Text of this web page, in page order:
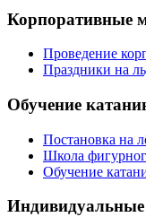
Корпоративные
Проведение
Праздники на
Обучение
Постановка на
Школа
Обучение
Индивидуальные